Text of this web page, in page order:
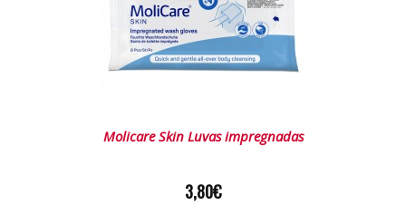
Molicare Skin Luvas impregnadas
3,80€